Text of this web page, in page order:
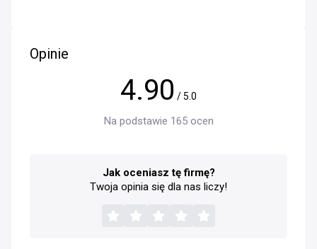
Opinie
4.90 / 5.0
Na podstawie 165 ocen
Jak oceniasz tę firmę?
Twoja opinia się dla nas liczy!